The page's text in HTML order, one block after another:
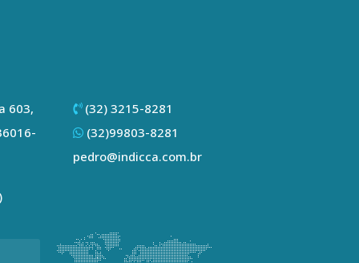
603,
(32) 3215-8281
(32)99803-8281
pedro@indicca.com.br